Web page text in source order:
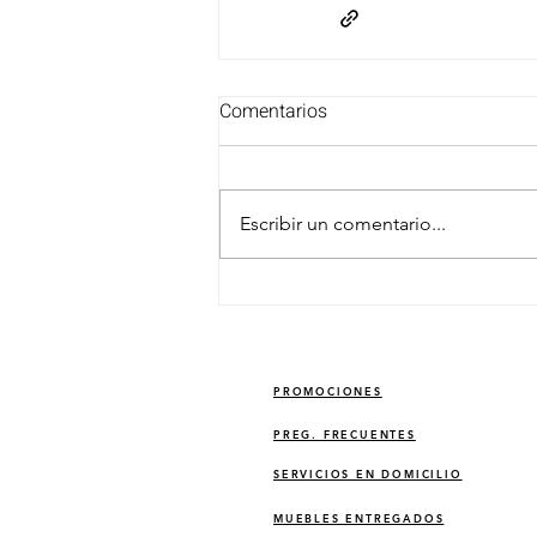
Comentarios
Escribir un comentario...
PROMOCIONES
PREG. FRECUENTES
SERVICIOS EN DOMICILIO
MUEBLES ENTREGADOS